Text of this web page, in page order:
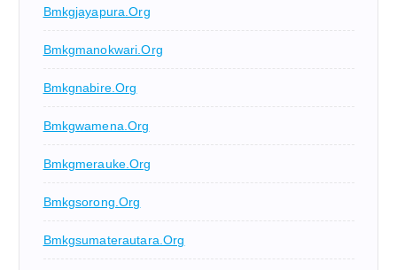
Bmkgjayapura.org
Bmkgmanokwari.org
Bmkgnabire.org
Bmkgwamena.org
Bmkgmerauke.org
Bmkgsorong.org
Bmkgsumaterautara.org